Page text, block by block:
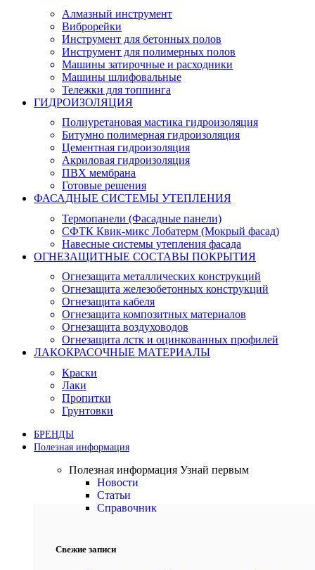
Алмазный инструмент
Виброрейки
Инструмент для бетонных полов
Инструмент для полимерных полов
Машины затирочные и расходники
Машины шлифовальные
Тележки для топпинга
ГИДРОИЗОЛЯЦИЯ
Полиуретановая мастика гидроизоляция
Битумно полимерная гидроизоляция
Цементная гидроизоляция
Акриловая гидроизоляция
ПВХ мембрана
Готовые решения
ФАСАДНЫЕ СИСТЕМЫ УТЕПЛЕНИЯ
Термопанели (Фасадные панели)
СФТК Квик-микс Лобатерм (Мокрый фасад)
Навесные системы утепления фасада
ОГНЕЗАЩИТНЫЕ СОСТАВЫ ПОКРЫТИЯ
Огнезащита металлических конструкций
Огнезащита железобетонных конструкций
Огнезащита кабеля
Огнезащита композитных материалов
Огнезащита воздуховодов
Огнезащита лстк и оцинкованных профилей
ЛАКОКРАСОЧНЫЕ МАТЕРИАЛЫ
Краски
Лаки
Пропитки
Грунтовки
БРЕНДЫ
Полезная информация
Полезная информация Узнай первым
Новости
Статьи
Справочник
Свежие записи